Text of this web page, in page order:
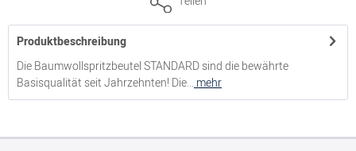
2000214020
Spritzbeutel STANDARD, Gr. 2, Länge 34 cm
2000214030
Produktbeschreibung
Die Baumwollspritzbeutel STANDARD sind die bewährte
Basisqualität seit Jahrzehnten! Die... mehr